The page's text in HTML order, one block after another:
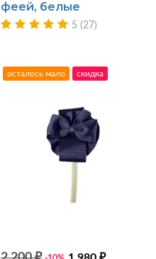
феей, белые
5 (27)
осталось мало скидка